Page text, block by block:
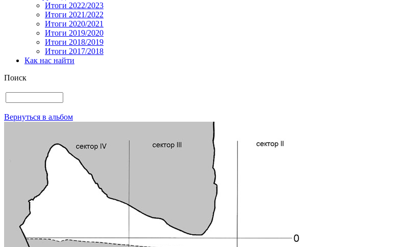
Итоги 2022/2023
Итоги 2021/2022
Итоги 2020/2021
Итоги 2019/2020
Итоги 2018/2019
Итоги 2017/2018
Как нас найти
Поиск
Вернуться в альбом